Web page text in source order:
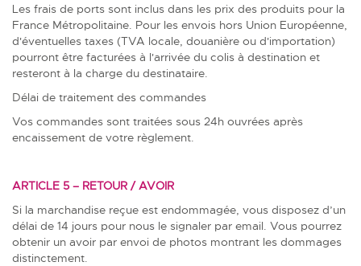
Les frais de ports sont inclus dans les prix des produits pour la
France Métropolitaine. Pour les envois hors Union Européenne,
d'éventuelles taxes (TVA locale, douanière ou d'importation)
pourront être facturées à l'arrivée du colis à destination et
resteront à la charge du destinataire.
Délai de traitement des commandes
Vos commandes sont traitées sous 24h ouvrées après
encaissement de votre règlement.
ARTICLE 5 – RETOUR / AVOIR
Si la marchandise reçue est endommagée, vous disposez d’un
délai de 14 jours pour nous le signaler par email. Vous pourrez
obtenir un avoir par envoi de photos montrant les dommages
distinctement.